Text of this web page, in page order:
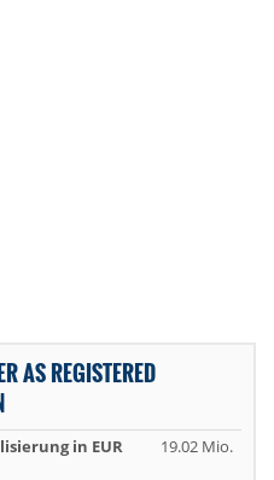
AS REGISTERED
in EUR 19.02 Mio.